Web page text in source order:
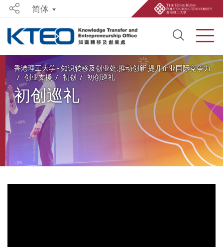
Open
Share简体
Start main content
香港理工大学 - 知识转移及创业处:推动创新 提升企业国际竞争力
创业支援
初创 初创巡礼
初创巡礼